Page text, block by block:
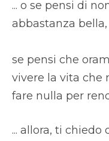
... o se pensi di
abbastanza
se pensi che
vivere la vita che
fare nulla per
... allora, ti